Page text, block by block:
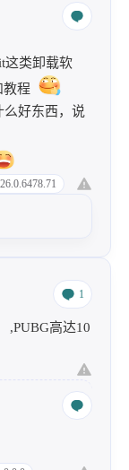
这类卸载软
教程
好东西，说
1
,PUBG高达10